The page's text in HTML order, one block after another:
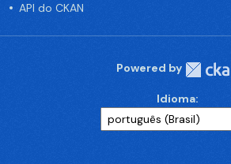
API do CKAN
Powered by
Idioma